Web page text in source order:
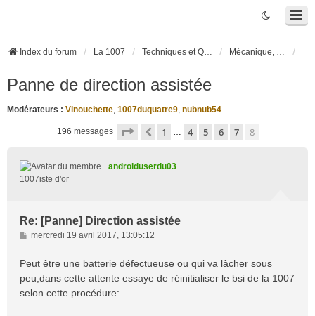
Index du forum La 1007 Techniques et Questions Mécanique, liaison au sol et pneumatiques
Panne de direction assistée
Modérateurs : Vinouchette, 1007duquatre9, nubnub54
196 messages Page sur8
Précédente
1 … 4 5 6 7 8
androiduserdu03
1007iste d'or
Re: [Panne] Direction assistée
M
e
s
g
mercredi 19 avril 2017, 13:05:12
Peut être une batterie défectueuse ou qui va lâcher sous
peu,dans cette attente essaye de réinitialiser le bsi de la 1007
selon cette procédure: